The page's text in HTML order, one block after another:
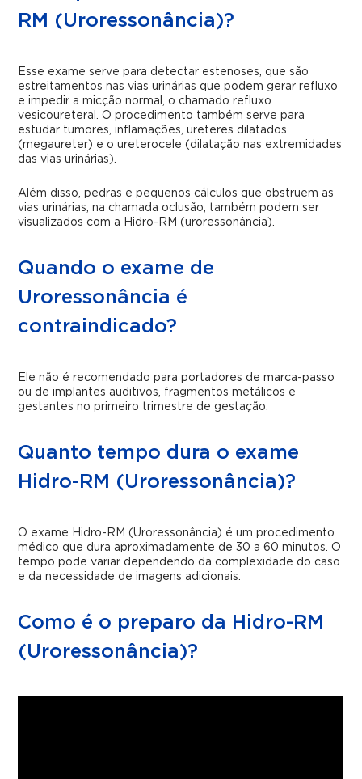
RM (Uroressonância)?
Esse exame serve para detectar estenoses, que são
estreitamentos nas vias urinárias que podem gerar refluxo
e impedir a micção normal, o chamado refluxo
vesicoureteral. O procedimento também serve para
estudar tumores, inflamações, ureteres dilatados
(megaureter) e o ureterocele (dilatação nas extremidades
das vias urinárias).
Além disso, pedras e pequenos cálculos que obstruem as
vias urinárias, na chamada oclusão, também podem ser
visualizados com a Hidro-RM (uroressonância).
Quando o exame de
Uroressonância é
contraindicado?
Ele não é recomendado para portadores de marca-passo
ou de implantes auditivos, fragmentos metálicos e
gestantes no primeiro trimestre de gestação.
Quanto tempo dura o exame
Hidro-RM (Uroressonância)?
O exame Hidro-RM (Uroressonância) é um procedimento
médico que dura aproximadamente de 30 a 60 minutos. O
tempo pode variar dependendo da complexidade do caso
e da necessidade de imagens adicionais.
Como é o preparo da Hidro-RM
(Uroressonância)?